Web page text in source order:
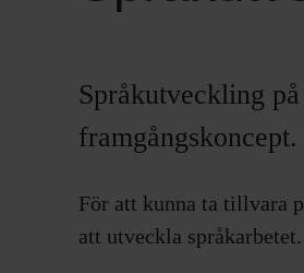
Språkutveckling
framgångskoncept.
För att kunna ta tillvara
att utveckla